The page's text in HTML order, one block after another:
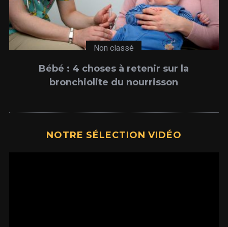
Non classé
Bébé : 4 choses à retenir sur la
bronchiolite du nourrisson
NOTRE SÉLECTION VIDÉO